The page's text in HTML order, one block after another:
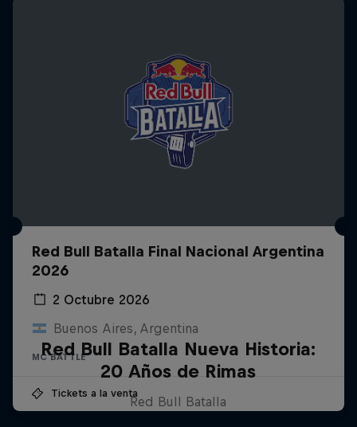
Red Bull Batalla Final Nacional Argentina
2026
2 Octubre 2026
Buenos Aires, Argentina
MC BATTLE
Tickets a la venta
Red Bull Batalla Nueva Historia:
20 Años de Rimas
Red Bull Batalla